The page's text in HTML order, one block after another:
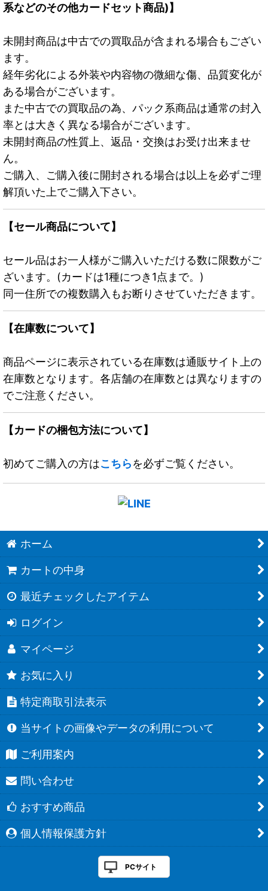
系などのその他カードセット商品)】
未開封商品は中古での買取品が含まれる場合もござい
ます。
経年劣化による外装や内容物の微細な傷、品質変化が
ある場合がございます。
また中古での買取品の為、パック系商品は通常の封入
率とは大きく異なる場合がございます。
未開封商品の性質上、返品・交換はお受け出来ませ
ん。
ご購入、ご購入後に開封される場合は以上を必ずご理
解頂いた上でご購入下さい。
【セール商品について】
セール品はお一人様がご購入いただける数に限数がご
ざいます。(カードは1種につき1点まで。)
同一住所での複数購入もお断りさせていただきます。
【在庫数について】
商品ページに表示されている在庫数は通販サイト上の
在庫数となります。各店舗の在庫数とは異なりますの
でご注意ください。
【カードの梱包方法について】
初めてご購入の方はこちらを必ずご覧ください。
ホーム
カートの中身
最近チェックしたアイテム
ログイン
マイページ
お気に入り
特定商取引法表示
当サイトの画像やデータの利用について
ご利用案内
問い合わせ
おすすめ商品
個人情報保護方針
PCサイト